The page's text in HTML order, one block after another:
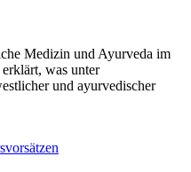
Medizin und Ayurveda im
was unter
und ayurvedischer